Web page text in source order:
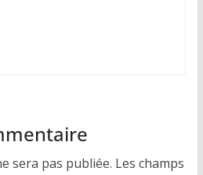
sera pas publiée. Les champs